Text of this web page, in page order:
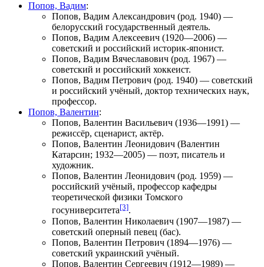
Попов, Вадим:
Попов, Вадим Александрович (род. 1940) —
белорусский государственный деятель.
Попов, Вадим Алексеевич (1920—2006) —
советский и российский историк-японист.
Попов, Вадим Вячеславович (род. 1967) —
советский и российский хоккеист.
Попов, Вадим Петрович (род. 1940) — советский
и российский учёный, доктор технических наук,
профессор.
Попов, Валентин:
Попов, Валентин Васильевич (1936—1991) —
режиссёр, сценарист, актёр.
Попов, Валентин Леонидович (Валентин
Катарсин; 1932—2005) — поэт, писатель и
художник.
Попов, Валентин Леонидович (род. 1959) —
российский учёный, профессор кафедры
теоретической физики Томского
госуниверситета[3].
Попов, Валентин Николаевич (1907—1987) —
советский оперный певец (бас).
Попов, Валентин Петрович (1894—1976) —
советский украинский учёный.
Попов, Валентин Сергеевич (1912—1989) —